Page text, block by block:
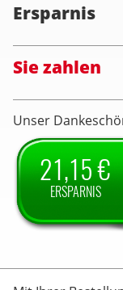
Ersparnis
Sie zahlen
Unser
21,15 €
ERSPARNIS